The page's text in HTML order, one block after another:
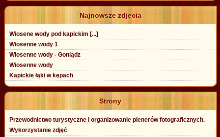
Najnowsze zdjęcia
Wiosene wody pod kapickim [...]
Wiosenne wody 1
Wiosenne wody - Goniądz
Wiosenne wody
Kapickie łąki w kępach
Strony
Przewodnictwo turystyczne i organizowanie plenerów fotograficznych.
Wykorzystanie zdjęć